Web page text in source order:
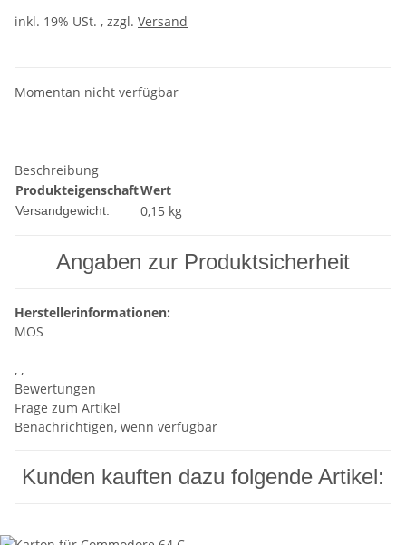
inkl. 19% USt. , zzgl. Versand
Momentan nicht verfügbar
Beschreibung
ProdukteigenschaftWert
Versandgewicht: 0,15 kg
Angaben zur Produktsicherheit
Herstellerinformationen:
MOS
, ,
Bewertungen
Frage zum Artikel
Benachrichtigen, wenn verfügbar
Kunden kauften dazu folgende Artikel: